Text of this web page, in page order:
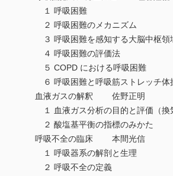
１ 呼吸困難
２ 呼吸困難のメカニズム
３ 呼吸困難を感知する大脳中枢領
４ 呼吸困難の評価法
５ COPD における呼吸困難
６ 呼吸困難と呼吸筋ストレッチ体
血液ガスの解釈 佐野正明
１ 血液ガス分析の目的と評価（換
２ 酸塩基平衡の指標のみかた
呼吸不全の臨床 本間光信
１ 呼吸器系の解剖と生理
２ 呼吸不全の定義